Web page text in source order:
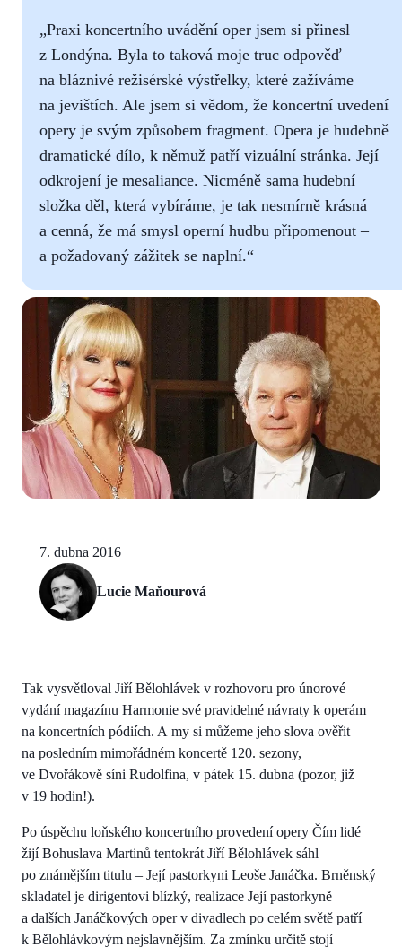
„Praxi koncertního uvádění oper jsem si přinesl
z Londýna. Byla to taková moje truc odpověď
na bláznivé režisérské výstřelky, které zažíváme
na jevištích. Ale jsem si vědom, že koncertní uvedení
opery je svým způsobem fragment. Opera je hudebně
dramatické dílo, k němuž patří vizuální stránka. Její
odkrojení je mesaliance. Nicméně sama hudební
složka děl, která vybíráme, je tak nesmírně krásná
a cenná, že má smysl operní hudbu připomenout –
a požadovaný zážitek se naplní.“
7. dubna 2016
Lucie Maňourová
Tak vysvětloval Jiří Bělohlávek v rozhovoru pro únorové
vydání magazínu Harmonie své pravidelné návraty k operám
na koncertních pódiích. A my si můžeme jeho slova ověřit
na posledním mimořádném koncertě 120. sezony,
ve Dvořákově síni Rudolfina, v pátek 15. dubna (pozor, již
v 19 hodin!).
Po úspěchu loňského koncertního provedení opery Čím lidé
žijí Bohuslava Martinů tentokrát Jiří Bělohlávek sáhl
po známějším titulu – Její pastorkyni Leoše Janáčka. Brněnský
skladatel je dirigentovi blízký, realizace Její pastorkyně
a dalších Janáčkových oper v divadlech po celém světě patří
k Bělohlávkovým nejslavnějším. Za zmínku určitě stojí